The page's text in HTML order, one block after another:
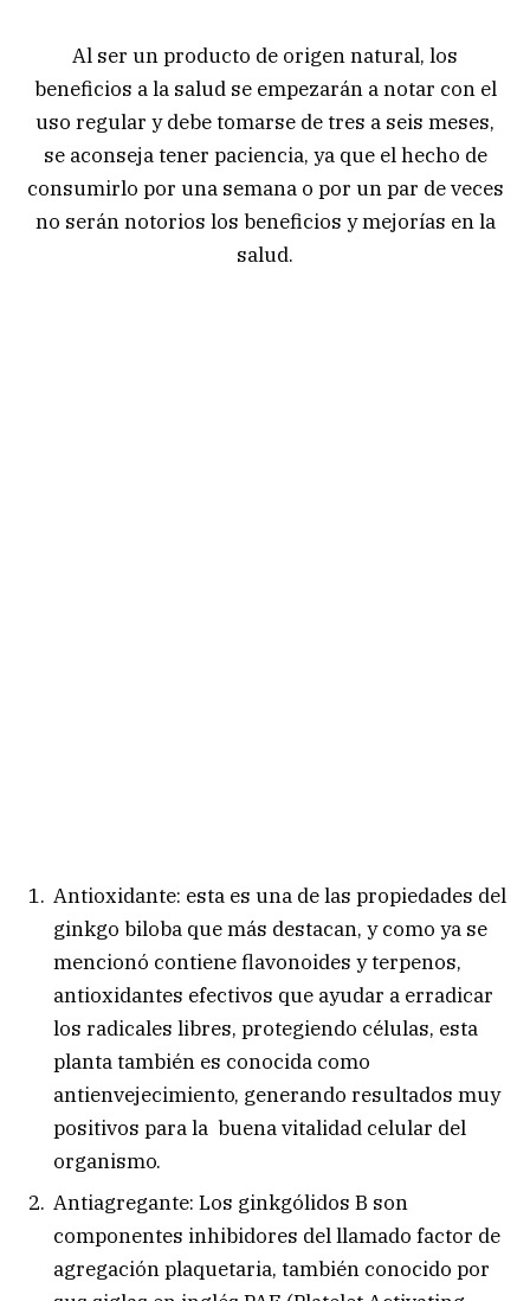
Al ser un producto de origen natural, los
beneficios a la salud se empezarán a notar con el
uso regular y debe tomarse de tres a seis meses,
se aconseja tener paciencia, ya que el hecho de
consumirlo por una semana o por un par de veces
no serán notorios los beneficios y mejorías en la
salud.
Antioxidante: esta es una de las propiedades del
ginkgo biloba que más destacan, y como ya se
mencionó contiene flavonoides y terpenos,
antioxidantes efectivos que ayudar a erradicar
los radicales libres, protegiendo células, esta
planta también es conocida como
antienvejecimiento, generando resultados muy
positivos para la buena vitalidad celular del
organismo.
Antiagregante: Los ginkgólidos B son
componentes inhibidores del llamado factor de
agregación plaquetaria, también conocido por